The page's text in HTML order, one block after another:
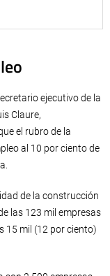
ejecutivo de la
Claure,
el rubro de la
al 10 por ciento de
de la construcción
las 123 mil empresas
15 mil (12 por ciento)